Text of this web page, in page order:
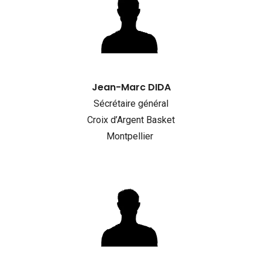
Jean-Marc DIDA
Sécrétaire général
Croix d’Argent Basket
Montpellier